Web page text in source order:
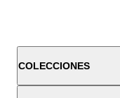
COLECCIONES